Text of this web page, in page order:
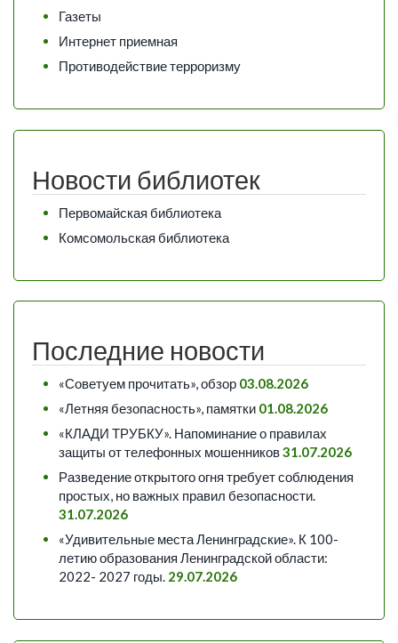
Газеты
Интернет приемная
Противодействие терроризму
Новости библиотек
Первомайская библиотека
Комсомольская библиотека
Последние новости
«Советуем прочитать», обзор 03.08.2026
«Летняя безопасность», памятки 01.08.2026
«КЛАДИ ТРУБКУ». Напоминание о правилах
защиты от телефонных мошенников31.07.2026
Разведение открытого огня требует соблюдения
простых, но важных правил безопасности.
31.07.2026
«Удивительные места Ленинградские». К 100-
летию образования Ленинградской области:
2022- 2027 годы. 29.07.2026